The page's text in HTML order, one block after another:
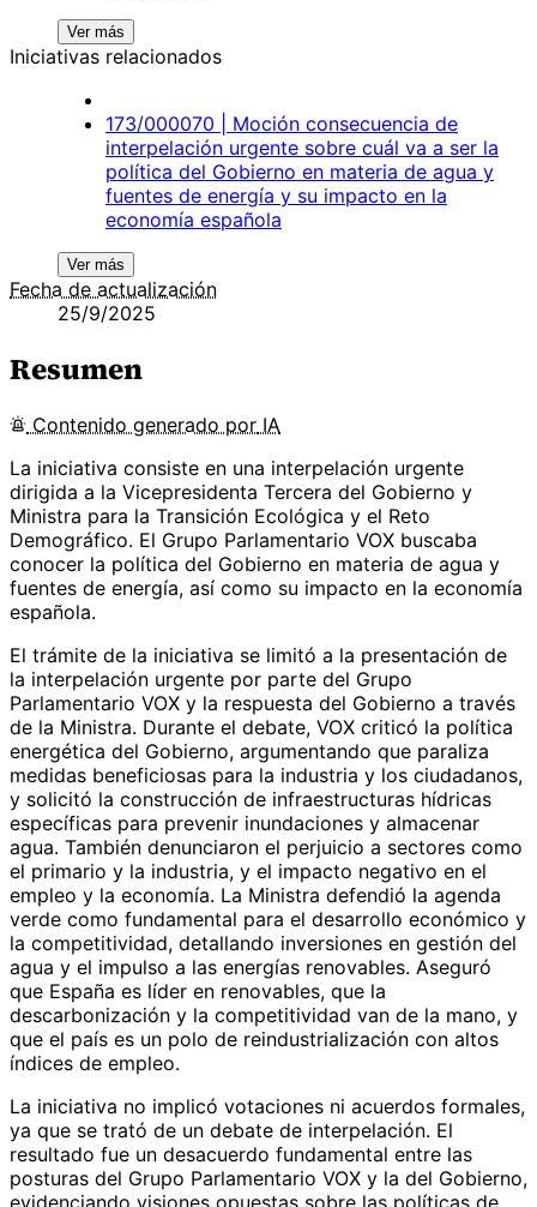
Ver más
Iniciativas relacionados
173/000070 | Moción consecuencia de
interpelación urgente sobre cuál va a ser la
política del Gobierno en materia de agua y
fuentes de energía y su impacto en la
economía española
Ver más
Fecha de actualización
25/9/2025
Resumen
Contenido generado por IA
La iniciativa consiste en una interpelación urgente
dirigida a la Vicepresidenta Tercera del Gobierno y
Ministra para la Transición Ecológica y el Reto
Demográfico. El Grupo Parlamentario VOX buscaba
conocer la política del Gobierno en materia de agua y
fuentes de energía, así como su impacto en la economía
española.
El trámite de la iniciativa se limitó a la presentación de
la interpelación urgente por parte del Grupo
Parlamentario VOX y la respuesta del Gobierno a través
de la Ministra. Durante el debate, VOX criticó la política
energética del Gobierno, argumentando que paraliza
medidas beneficiosas para la industria y los ciudadanos,
y solicitó la construcción de infraestructuras hídricas
específicas para prevenir inundaciones y almacenar
agua. También denunciaron el perjuicio a sectores como
el primario y la industria, y el impacto negativo en el
empleo y la economía. La Ministra defendió la agenda
verde como fundamental para el desarrollo económico y
la competitividad, detallando inversiones en gestión del
agua y el impulso a las energías renovables. Aseguró
que España es líder en renovables, que la
descarbonización y la competitividad van de la mano, y
que el país es un polo de reindustrialización con altos
índices de empleo.
La iniciativa no implicó votaciones ni acuerdos formales,
ya que se trató de un debate de interpelación. El
resultado fue un desacuerdo fundamental entre las
posturas del Grupo Parlamentario VOX y la del Gobierno,
evidenciando visiones opuestas sobre las políticas de